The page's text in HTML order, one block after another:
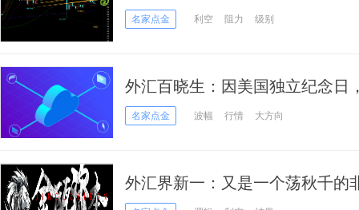
荡名家点金 利空 阻力 级别
外汇百晓生：因美国独立纪念日
主名家点金 波幅 行情 大方向
外汇界新一：又是一个荡秋千的